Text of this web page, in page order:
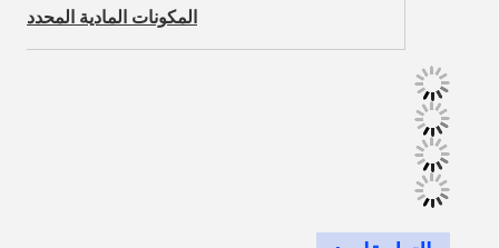
المكونات المادية المحددة